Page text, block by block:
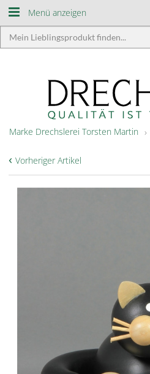
Menü anzeigen
Marke Drechslerei Torsten Martin
‹ Vorheriger Artikel